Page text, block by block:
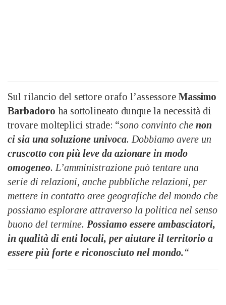
Sul rilancio del settore orafo l’assessore Massimo
Barbadoro ha sottolineato dunque la necessità di
trovare molteplici strade: “sono convinto che non
ci sia una soluzione univoca. Dobbiamo avere un
cruscotto con più leve da azionare in modo
omogeneo. L’amministrazione può tentare una
serie di relazioni, anche pubbliche relazioni, per
mettere in contatto aree geografiche del mondo che
possiamo esplorare attraverso la politica nel senso
buono del termine. Possiamo essere ambasciatori,
in qualità di enti locali, per aiutare il territorio a
essere più forte e riconosciuto nel mondo.“